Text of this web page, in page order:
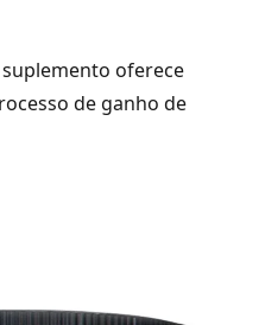
oferece
de ganho de